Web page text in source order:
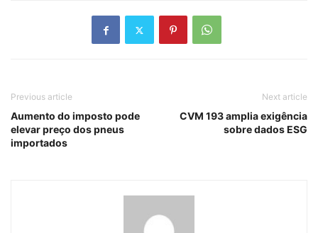
Previous article
Aumento do imposto pode
elevar preço dos pneus
importados
Next article
CVM 193 amplia exigência
sobre dados ESG